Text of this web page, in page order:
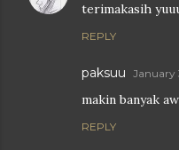
terimakasih
REPLY
paksuu January
makin banyak
REPLY